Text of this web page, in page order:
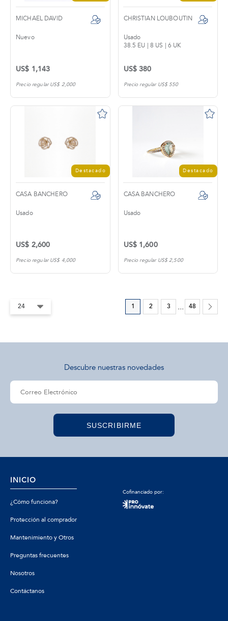
MICHAEL DAVID
Nuevo
US$ 1,143
Precio regular US$ 2,000
CHRISTIAN LOUBOUTIN
Usado
38.5 EU | 8 US | 6 UK
US$ 380
Precio regular US$ 550
Destacado
CASA BANCHERO
Usado
US$ 2,600
Precio regular US$ 4,000
Destacado
CASA BANCHERO
Usado
US$ 1,600
Precio regular US$ 2,500
1 2 3 ... 48
Descubre nuestras novedades
SUSCRIBIRME
INICIO
¿Cómo funciona?
Protección al comprador
Mantenimiento y Otros
Preguntas frecuentes
Nosotros
Contáctanos
Cofinanciado por: